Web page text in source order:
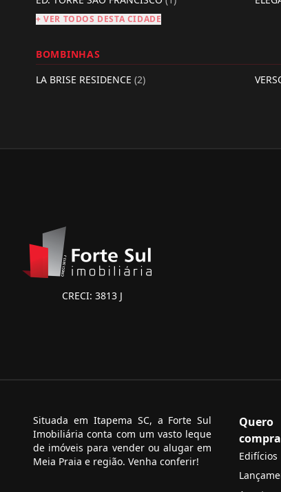
+ VER TODOS DESTA CIDADE
BOMBINHAS
LA BRISE RESIDENCE (2)
CRECI: 3813 J
Situada em Itapema SC, a Forte Sul
Imobiliária conta com um vasto leque
de imóveis para vender ou alugar em
Meia Praia e região. Venha conferir!
Quero
Edifícios